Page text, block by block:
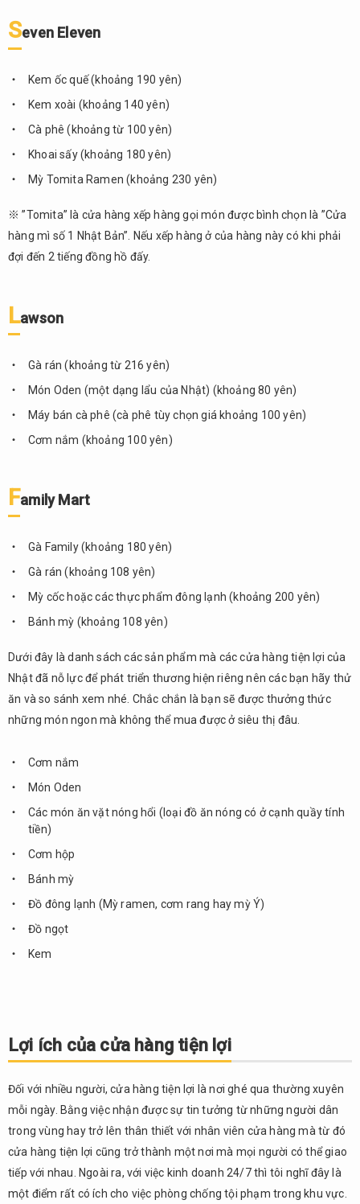
Seven Eleven
Kem ốc quế (khoảng 190 yên)
Kem xoài (khoảng 140 yên)
Cà phê (khoảng từ 100 yên)
Khoai sấy (khoảng 180 yên)
Mỳ Tomita Ramen (khoảng 230 yên)
※ ”Tomita” là cửa hàng xếp hàng gọi món được bình chọn là ”Cửa
hàng mì số 1 Nhật Bản”. Nếu xếp hàng ở của hàng này có khi phải
đợi đến 2 tiếng đồng hồ đấy.
Lawson
Gà rán (khoảng từ 216 yên)
Món Oden (một dạng lẩu của Nhật) (khoảng 80 yên)
Máy bán cà phê (cà phê tùy chọn giá khoảng 100 yên)
Cơm nắm (khoảng 100 yên)
Family Mart
Gà Family (khoảng 180 yên)
Gà rán (khoảng 108 yên)
Mỳ cốc hoặc các thực phẩm đông lạnh (khoảng 200 yên)
Bánh mỳ (khoảng 108 yên)
Dưới đây là danh sách các sản phẩm mà các cửa hàng tiện lợi của
Nhật đã nỗ lực để phát triển thương hiện riêng nên các bạn hãy thử
ăn và so sánh xem nhé. Chắc chắn là bạn sẽ được thưởng thức
những món ngon mà không thể mua được ở siêu thị đâu.
Cơm nắm
Món Oden
Các món ăn vặt nóng hổi (loại đồ ăn nóng có ở cạnh quầy tính
tiền)
Cơm hộp
Bánh mỳ
Đồ đông lạnh (Mỳ ramen, cơm rang hay mỳ Ý)
Đồ ngọt
Kem
Lợi ích của cửa hàng tiện lợi
Đối với nhiều người, cửa hàng tiện lợi là nơi ghé qua thường xuyên
mỗi ngày. Bằng việc nhận được sự tin tưởng từ những người dân
trong vùng hay trở lên thân thiết với nhân viên cửa hàng mà từ đó
cửa hàng tiện lợi cũng trở thành một nơi mà mọi người có thể giao
tiếp với nhau. Ngoài ra, với việc kinh doanh 24/7 thì tôi nghĩ đây là
một điểm rất có ích cho việc phòng chống tội phạm trong khu vực.